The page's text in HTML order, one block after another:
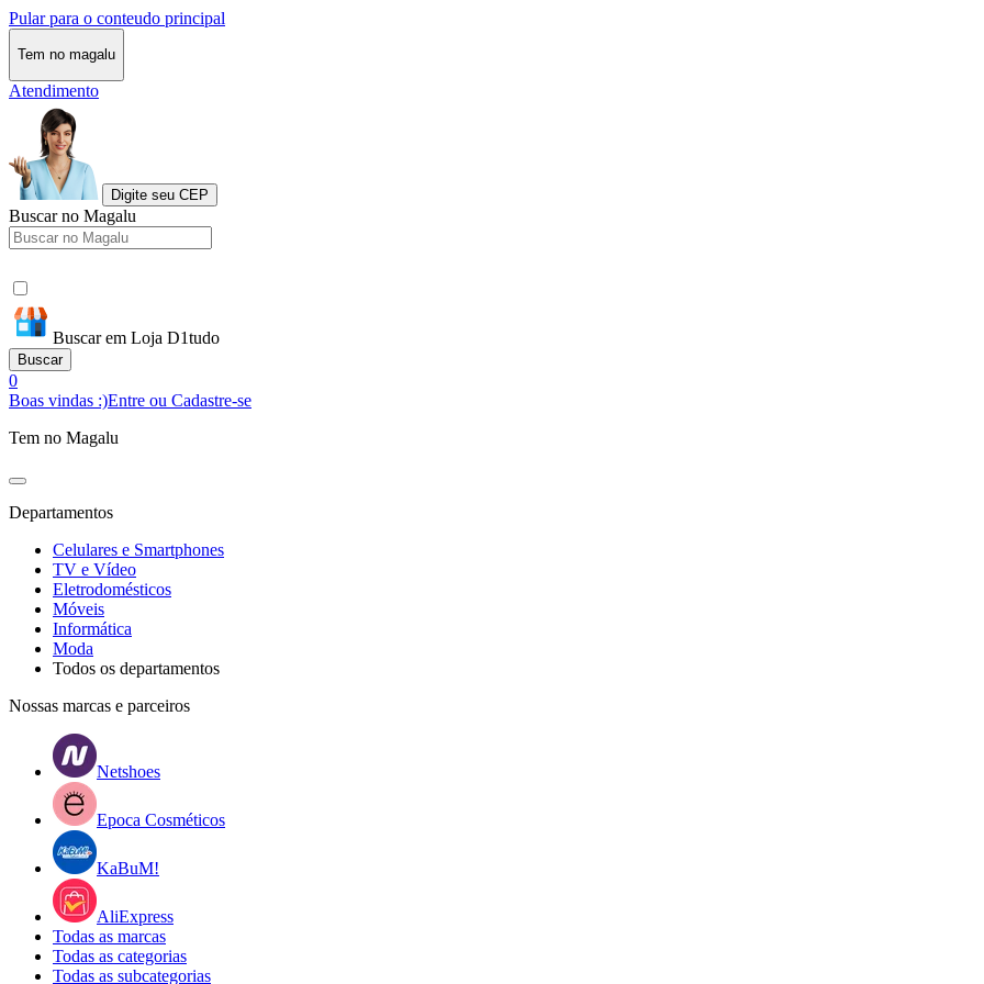
Pular para o conteudo principal
Tem no magalu
Atendimento
Digite seu CEP
Buscar no Magalu
Buscar em Loja D1tudo
Buscar
0
Boas vindas :)Entre ou Cadastre-se
Tem no Magalu
Departamentos
Celulares e Smartphones
TV e Vídeo
Eletrodomésticos
Móveis
Informática
Moda
Todos os departamentos
Nossas marcas e parceiros
Netshoes
Epoca Cosméticos
KaBuM!
AliExpress
Todas as marcas
Todas as categorias
Todas as subcategorias